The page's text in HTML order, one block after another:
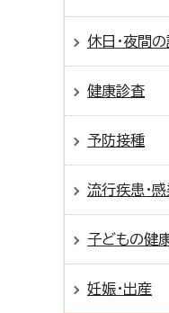
休日・夜間
健康診査
予防接種
流行疾患・
子どもの健
妊娠・出産